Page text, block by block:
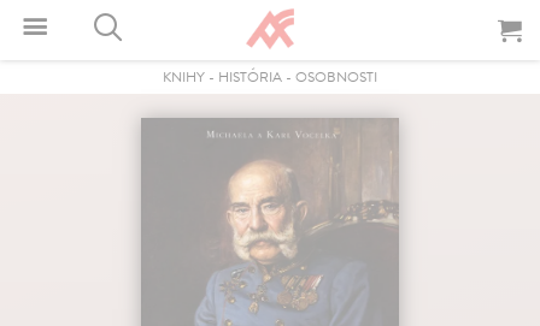
KNIHY - HISTÓRIA - OSOBNOSTI